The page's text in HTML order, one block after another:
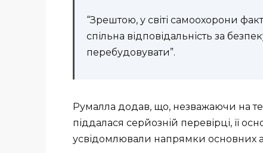
“Зрештою, у світі самоохорони
спільна відповідальність за
перебудовувати”.
Румалла додав, що, незважаючи на
піддалася серйозній перевірці, її
усвідомлювали напрямки основних